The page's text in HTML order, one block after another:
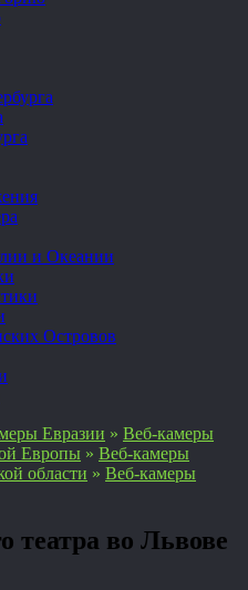
и Океании
Островов
Евразии » Веб-камеры
Европы » Веб-камеры
области » Веб-камеры
театра во Львове